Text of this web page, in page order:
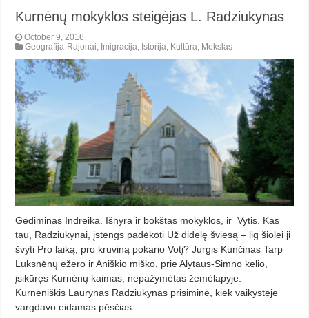
Kurnėnų mokyklos steigėjas L. Radziukynas
October 9, 2016
Geografija-Rajonai, Imigracija, Istorija, Kultūra, Mokslas
Gediminas Indreika. Išnyra ir bokštas mokyklos, ir Vytis. Kas
tau, Radziukynai, įstengs padėkoti Už didelę šviesą – lig šiolei ji
švyti Pro laiką, pro kruviną pokario Votį? Jurgis Kunčinas Tarp
Luksnėnų ežero ir Aniškio miško, prie Alytaus-Simno kelio,
įsikūręs Kurnėnų kaimas, nepažymėtas žemėlapyje.
Kurnėniškis Laurynas Radziukynas prisiminė, kiek vaikystėje
vargdavo eidamas pėsčias …